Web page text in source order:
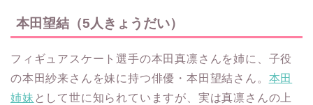
本田望結（5人きょうだい）
フィギュアスケート選手の本田真凛さんを姉に、子役
の本田紗来さんを妹に持つ俳優・本田望結さん。 本田
姉妹 として世に知られていますが、実は真凛さんの上